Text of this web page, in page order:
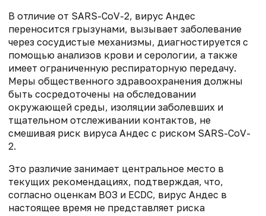
В отличие от SARS-CoV-2, вирус Андес
переносится грызунами, вызывает заболевание
через сосудистые механизмы, диагностируется с
помощью анализов крови и серологии, а также
имеет ограниченную респираторную передачу.
Меры общественного здравоохранения должны
быть сосредоточены на обследовании
окружающей среды, изоляции заболевших и
тщательном отслеживании контактов, не
смешивая риск вируса Андес с риском SARS-CoV-
2.
Это различие занимает центральное место в
текущих рекомендациях, подтверждая, что,
согласно оценкам ВОЗ и ECDC, вирус Андес в
настоящее время не представляет риска